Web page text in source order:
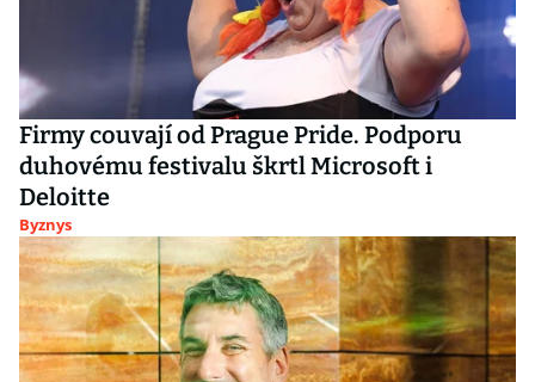
Firmy couvají od Prague Pride. Podporu
duhovému festivalu škrtl Microsoft i
Deloitte
Byznys